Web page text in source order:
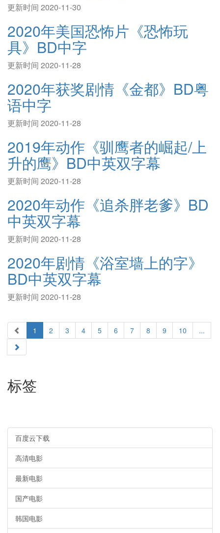
更新时间 2020-11-30
2020年美国恐怖片《恐怖玩
具》BD中字
更新时间 2020-11-28
2020年获奖剧情《金都》BD粤
语中字
更新时间 2020-11-28
2019年动作《驯鹰者的崛起/上
升的鹰》BD中英双字幕
更新时间 2020-11-28
2020年动作《追杀胖老爹》BD
中英双字幕
更新时间 2020-11-28
2020年剧情《浴室墙上的字》
BD中英双字幕
更新时间 2020-11-28
1 2 3 4 5 6 7 8 9 10 ...
标签
百度云下载
高清电影
最新电影
国产电影
韩国电影